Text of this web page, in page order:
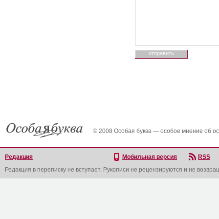
© 2008 Особая буква — особое мнение об
Редакция Мобильная версия
RSS
Редакция в переписку не вступает. Рукописи не рецензируются и не